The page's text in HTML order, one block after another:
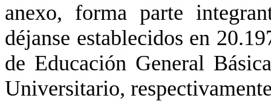
anexo, forma parte
déjanse establecidos en
de Educación General
Universitario,